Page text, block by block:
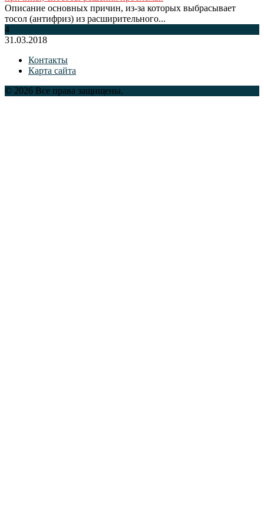
Описание основных причин, из-за которых выбрасывает
тосол (антифриз) из расширительного...
4
31.03.2018
Контакты
Карта сайта
© 2026 Все права защищены.